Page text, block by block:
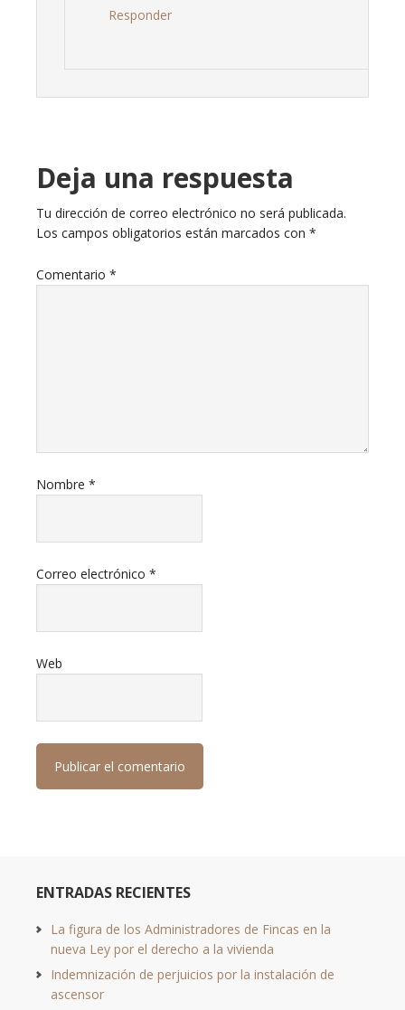
Responder
Deja una respuesta
Tu dirección de correo electrónico no será publicada.
Los campos obligatorios están marcados con *
Comentario *
Nombre *
Correo electrónico *
Web
ENTRADAS RECIENTES
La figura de los Administradores de Fincas en la
nueva Ley por el derecho a la vivienda
Indemnización de perjuicios por la instalación de
ascensor